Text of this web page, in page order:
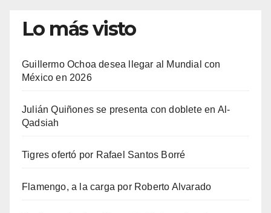
entradas
Lo más visto
Guillermo Ochoa desea llegar al Mundial con
México en 2026
Julián Quiñones se presenta con doblete en Al-
Qadsiah
Tigres ofertó por Rafael Santos Borré
Flamengo, a la carga por Roberto Alvarado